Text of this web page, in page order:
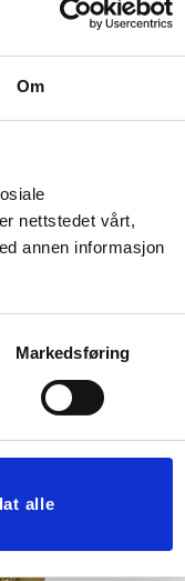
Om
nettstedet vårt,
annen informasjon
Markedsføring
alle